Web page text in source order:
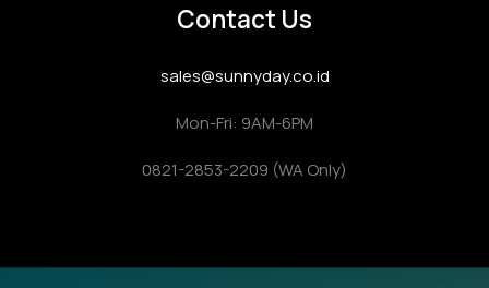
Contact Us
sales@sunnyday.co.id
Mon-Fri: 9AM-6PM
0821-2853-2209 (WA Only)